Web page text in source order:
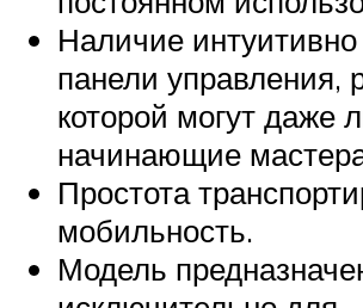
Наличие
панели управления,
которой могут даже
начинающие
Простота
мобильность.
Модель